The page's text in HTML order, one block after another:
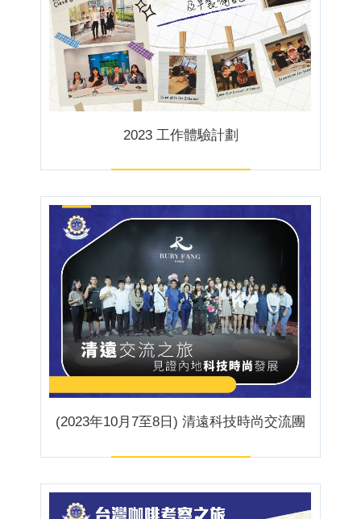
2023 工作體驗計劃
(2023年10月7至8日) 清遠科技時尚交流團